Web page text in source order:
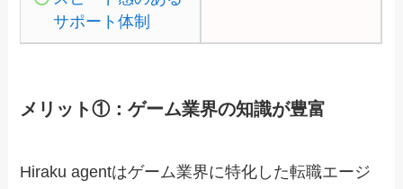
サポート体制
メリット①：ゲーム業界の知識が豊富
Hiraku agentはゲーム業界に特化した転職エージ